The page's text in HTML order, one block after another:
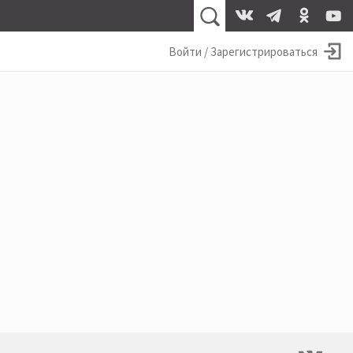
Войти / Зарегистрироваться